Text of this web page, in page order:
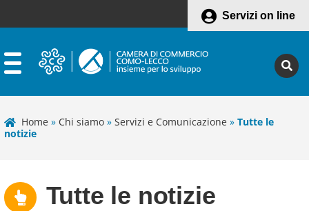
Servizi on line
Home » Chi siamo » Servizi e Comunicazione » Tutte le
notizie
Tutte le notizie